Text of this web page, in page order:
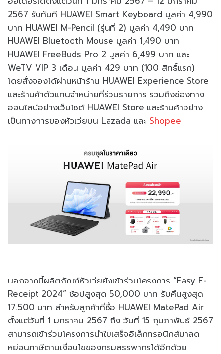
2567 รับทันที HUAWEI Smart Keyboard มูลค่า 4,990
บาท HUAWEI M-Pencil (รุ่นที่ 2) มูลค่า 4,490 บาท
HUAWEI Bluetooth Mouse มูลค่า 1,490 บาท
HUAWEI FreeBuds Pro 2 มูลค่า 6,499 บาท และ
WeTV VIP 3 เดือน มูลค่า 429 บาท (100 สิทธิ์แรก)
โดยสั่งจองได้ผ่านหน้าร้าน HUAWEI Experience Store
และร้านค้าตัวแทนจำหน่ายที่ร่วมรายการ รวมถึงช่องทาง
ออนไลน์อย่างเว็บไซต์ HUAWEI Store และร้านค้าอย่าง
เป็นทางการของหัวเว่ยบน Lazada และ Shopee
นอกจากนี้ผลิตภัณฑ์หัวเว่ยยังเข้าร่วมโครงการ “Easy E-
Receipt 2024” ช้อปสูงสุด 50,000 บาท รับคืนสูงสุด
17.500 บาท สำหรับลูกค้าที่ซื้อ HUAWEI MatePad Air
ตั้งแต่วันที่ 1 มกราคม 2567 ถึง วันที่ 15 กุมภาพันธ์ 2567
สามารถเข้าร่วมโครงการนำใบเสร็จอิเล็กทรอนิกส์มาลด
หย่อนภาษีตามเงื่อนไขของกรมสรรพากรได้อีกด้วย